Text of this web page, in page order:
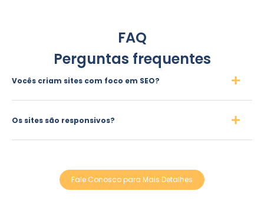
FAQ
Perguntas frequentes
Vocês criam sites com foco em SEO?
Os sites são responsivos?
Fale Conosco para Mais Detalhes